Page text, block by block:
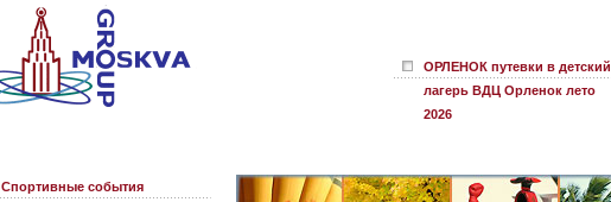
ОРЛЕНОК путевки в детский
лагерь ВДЦ Орленок лето
2026
Спортивные события